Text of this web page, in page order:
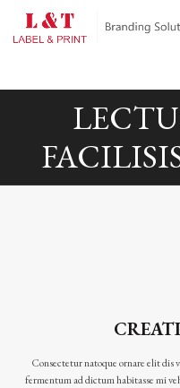
Consectetur natoque ornare elit
fermentum ad dictum habitasse mi